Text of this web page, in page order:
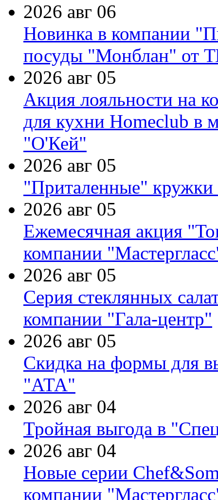
2026 авг 06
Новинка в компании
посуды "Монблан" от
2026 авг 05
Акция лояльности на
для кухни Homeclub в
"О'Кей"
2026 авг 05
"Приталенные" кружки
2026 авг 05
Ежемесячная акция
компании
2026 авг 05
Серия стеклянных
компании "Гала-центр"
2026 авг 05
Скидка на формы для
"АТА"
2026 авг 04
Тройная выгода в
2026 авг 04
Новые серии
компании